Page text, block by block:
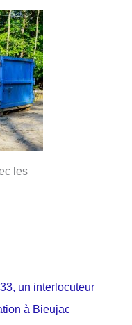
les
un interlocuteur
à Bieujac